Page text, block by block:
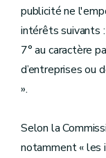
publicité ne
intérêts suivants
7° au caractère
d’entreprises ou
».
Selon la
notamment « les